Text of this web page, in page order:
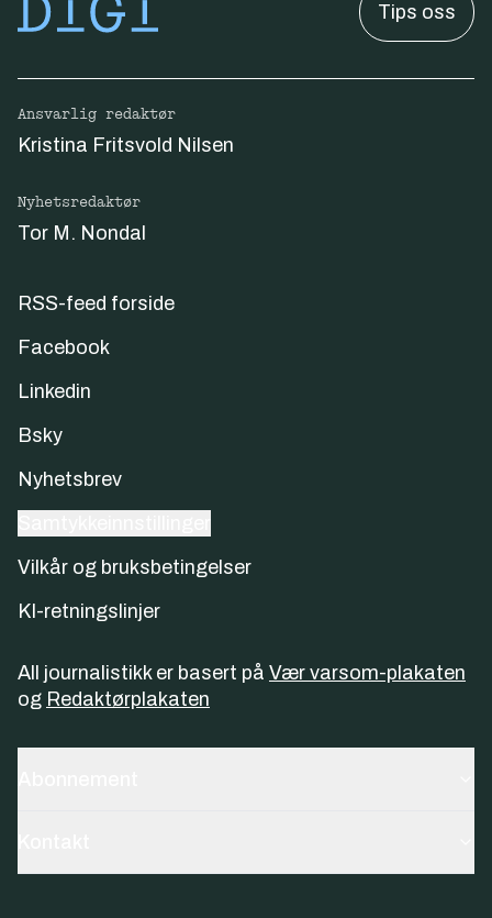
Tips oss
Ansvarlig redaktør
Kristina Fritsvold Nilsen
Nyhetsredaktør
Tor M. Nondal
RSS-feed forside
Facebook
Linkedin
Bsky
Nyhetsbrev
Vilkår og bruksbetingelser
KI-retningslinjer
All journalistikk er basert på Vær varsom-plakaten
og Redaktørplakaten